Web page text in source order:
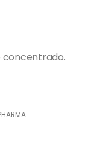
concentrado.